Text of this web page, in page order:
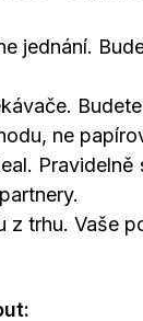
jednání.
ne
z trhu. Vaše